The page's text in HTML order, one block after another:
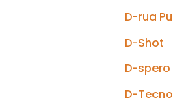
D-rua
D-Shot
D-spero
D-